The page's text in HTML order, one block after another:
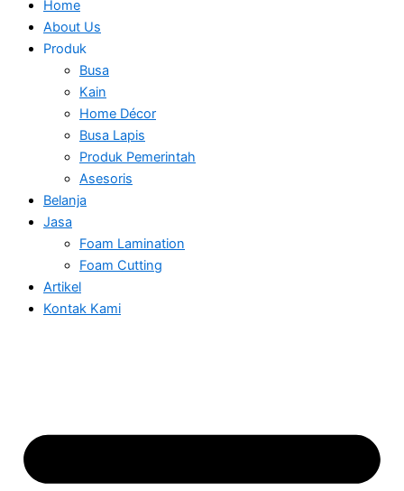
Home
About Us
Produk
Busa
Kain
Home Décor
Busa Lapis
Produk Pemerintah
Asesoris
Belanja
Jasa
Foam Lamination
Foam Cutting
Artikel
Kontak Kami